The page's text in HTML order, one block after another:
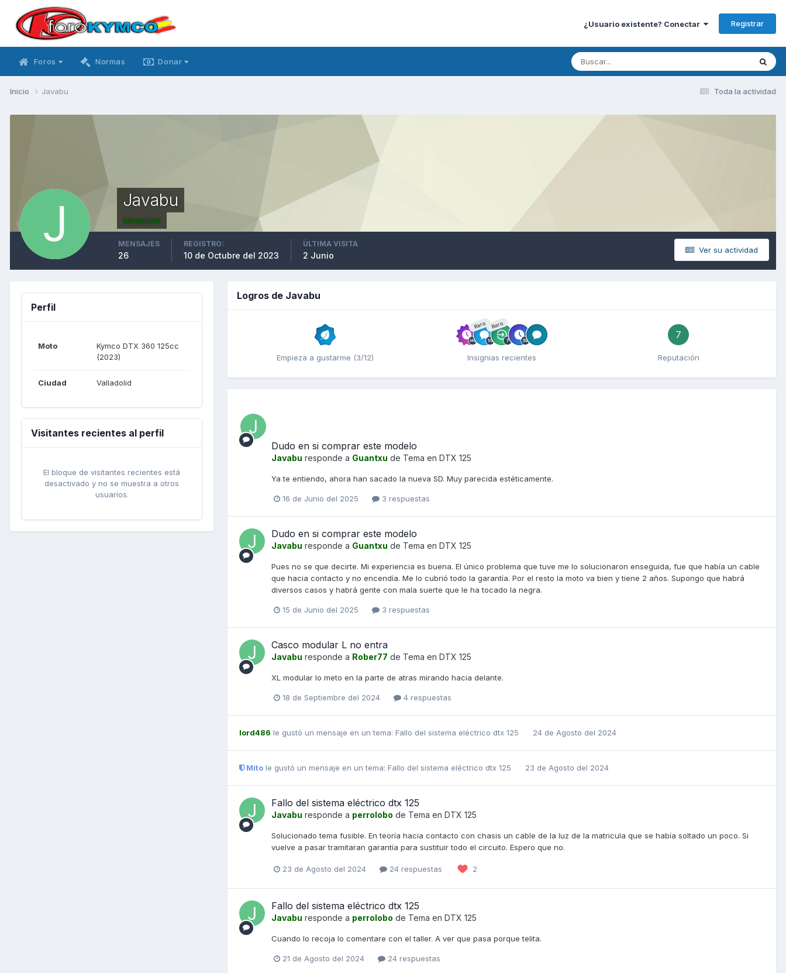
¿Usuario existente? Conectar Registrar
Foros Normas Donar
Toda la actividad
Inicio Javabu
Javabu
Usuarios
Ver su actividad
MENSAJES
26
REGISTRO:
10 de Octubre del 2023
ÚLTIMA VISITA
2 Junio
Perfil
Moto
Kymco DTX 360 125cc
(2023)
Ciudad Valladolid
Visitantes recientes al perfil
El bloque de visitantes recientes está
desactivado y no se muestra a otros
usuarios.
Logros de Javabu
Empieza a gustarme (3/12)
Raro Raro
Insignias recientes
7
Reputación
Dudo en si comprar este modelo
Javabu responde a Guantxu de Tema en DTX 125
Ya te entiendo, ahora han sacado la nueva SD. Muy parecida estéticamente.
16 de Junio del 2025 3 respuestas
Dudo en si comprar este modelo
Javabu responde a Guantxu de Tema en DTX 125
Pues no se que decirte. Mi experiencia es buena. El único problema que tuve me lo solucionaron enseguida, fue que había un cable
que hacia contacto y no encendía. Me lo cubrió todo la garantía. Por el resto la moto va bien y tiene 2 años. Supongo que habrá
diversos casos y habrá gente con mala suerte que le ha tocado la negra.
15 de Junio del 2025 3 respuestas
Casco modular L no entra
Javabu responde a Rober77 de Tema en DTX 125
XL modular lo meto en la parte de atras mirando hacia delante.
18 de Septiembre del 2024 4 respuestas
lord486 le gustó un mensaje en un tema: Fallo del sistema eléctrico dtx 125 24 de Agosto del 2024
Mito le gustó un mensaje en un tema: Fallo del sistema eléctrico dtx 125 23 de Agosto del 2024
Fallo del sistema eléctrico dtx 125
Javabu responde a perrolobo de Tema en DTX 125
Solucionado tema fusible. En teoría hacia contacto con chasis un cable de la luz de la matricula que se había soltado un poco. Si
vuelve a pasar tramitaran garantía para sustituir todo el circuito. Espero que no.
23 de Agosto del 2024 24 respuestas 2
Fallo del sistema eléctrico dtx 125
Javabu responde a perrolobo de Tema en DTX 125
Cuando lo recoja lo comentare con el taller. A ver que pasa porque telita.
21 de Agosto del 2024 24 respuestas